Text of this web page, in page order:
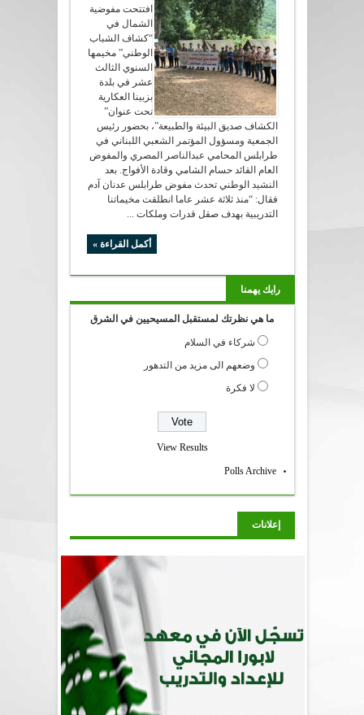
افتتحت مفوضية
الشمال في
“كشاف الشباب
الوطني” مخيمها
السنوي الثالث
عشر في بلدة
بزبينا العكارية
تحت عنوان”
الكشاف صديق البيئة والطبيعة”، بحضور رئيس
الجمعية ومسؤول المؤتمر الشعبي اللبناني في
طرابلس المحامي عبدالناصر المصري والمفوض
العام القائد حسام الشامي وقادة الأفواج. بعد
النشيد الوطني تحدث مفوض طرابلس عدنان آدم
فقال: “منذ ثلاثة عشر عاما انطلقت مخيماتنا
التدريبية بهدف صقل قدرات وملكات ...
أكمل القراءة »
رايك يهمنا
ما هي نظرتك لمستقبل المسيحيين في الشرق
شركاء في السلام
وضعهم الى مزيد من التدهور
لا فكرة
View Results
Polls Archive
إعلانات